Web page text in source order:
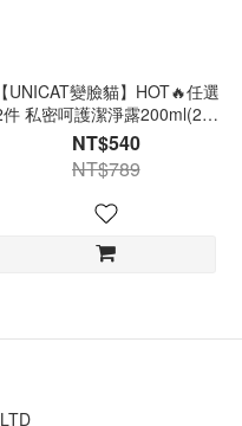
【UNICAT變臉貓】HOT🔥任選
私密呵護潔淨露200ml(2入
任選) 私密清潔露 私密露
NT$540
NT$789